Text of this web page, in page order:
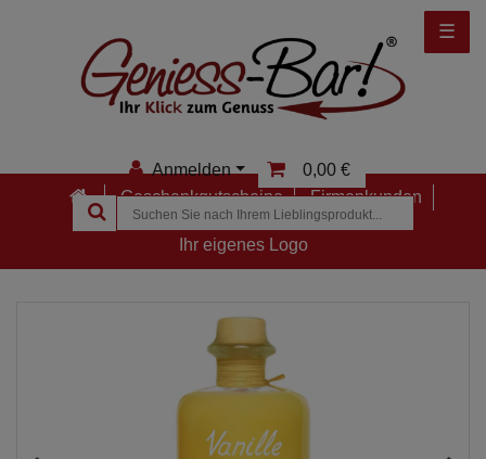
Anmelden
Anmelden
Merkzettel
0,00 €
Geschenkgutscheine
Firmenkunden
Ihr eigenes Logo
☰